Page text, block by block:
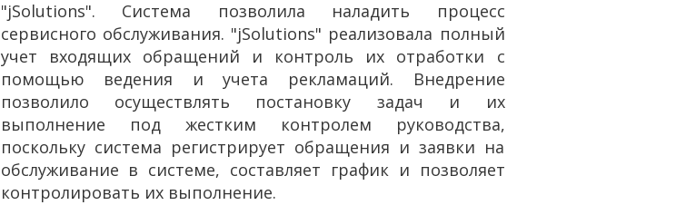
"jSolutions". Система позволила наладить процесс
сервисного обслуживания. "jSolutions" реализовала полный
учет входящих обращений и контроль их отработки с
помощью ведения и учета рекламаций. Внедрение
позволило осуществлять постановку задач и их
выполнение под жестким контролем руководства,
поскольку система регистрирует обращения и заявки на
обслуживание в системе, составляет график и позволяет
контролировать их выполнение.